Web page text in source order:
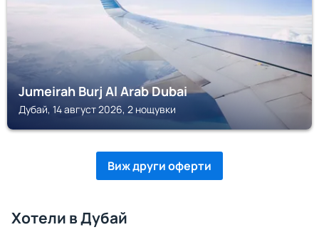
Jumeirah Burj Al Arab Dubai
Дубай, 14 август 2026, 2 нощувки
Виж други оферти
Хотели в Дубай